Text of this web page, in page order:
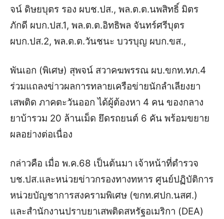
จน์ ดิษยบุตร รอง ผบช.ปส., พล.ต.ต.นพสิทธิ์ มิตร
ภักดี ผบก.ปส.1, พล.ต.ต.อิทธิพล จันทร์ศรีบุตร
ผบก.ปส.2, พล.ต.ต.วันชนะ บวรบุญ ผบก.ขส.,
พันเอก (พิเศษ) สุพจน์ สวาคฆพรรณ ผบ.ขกท.ทภ.4
ร่วมแถลงข่าวผลการทลายเครือข่ายนักลำเลียงยา
เสพติด ภาคตะวันออก ได้ผู้ต้องหา 4 คน ของกลาง
ยาบ้ารวม 20 ล้านเม็ด ยึดรถยนต์ 6 คัน พร้อมขยาย
ผลอย่างต่อเนื่อง
กล่าวคือ เมื่อ พ.ค.68 เป็นต้นมา เจ้าหน้าที่ตำรวจ
บช.ปส.และหน่วยข่าวกรองทางทหาร ศูนย์ปฏิบัติการ
หน่วยบัญชาการสงครามพิเศษ (ขกท.ศปก.นสศ.)
และสำนักงานปราบยาเสพติดสหรัฐอเมริกา (DEA)